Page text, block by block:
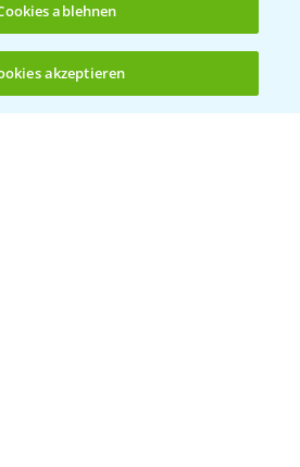
6:05
- Fungizid
im Weizen
(noch 4)
ablehnen
akzeptieren